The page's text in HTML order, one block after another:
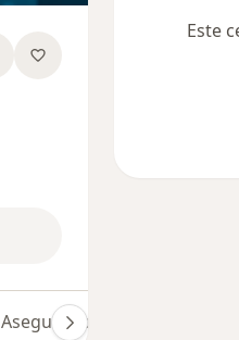
Aseguradoras
Este